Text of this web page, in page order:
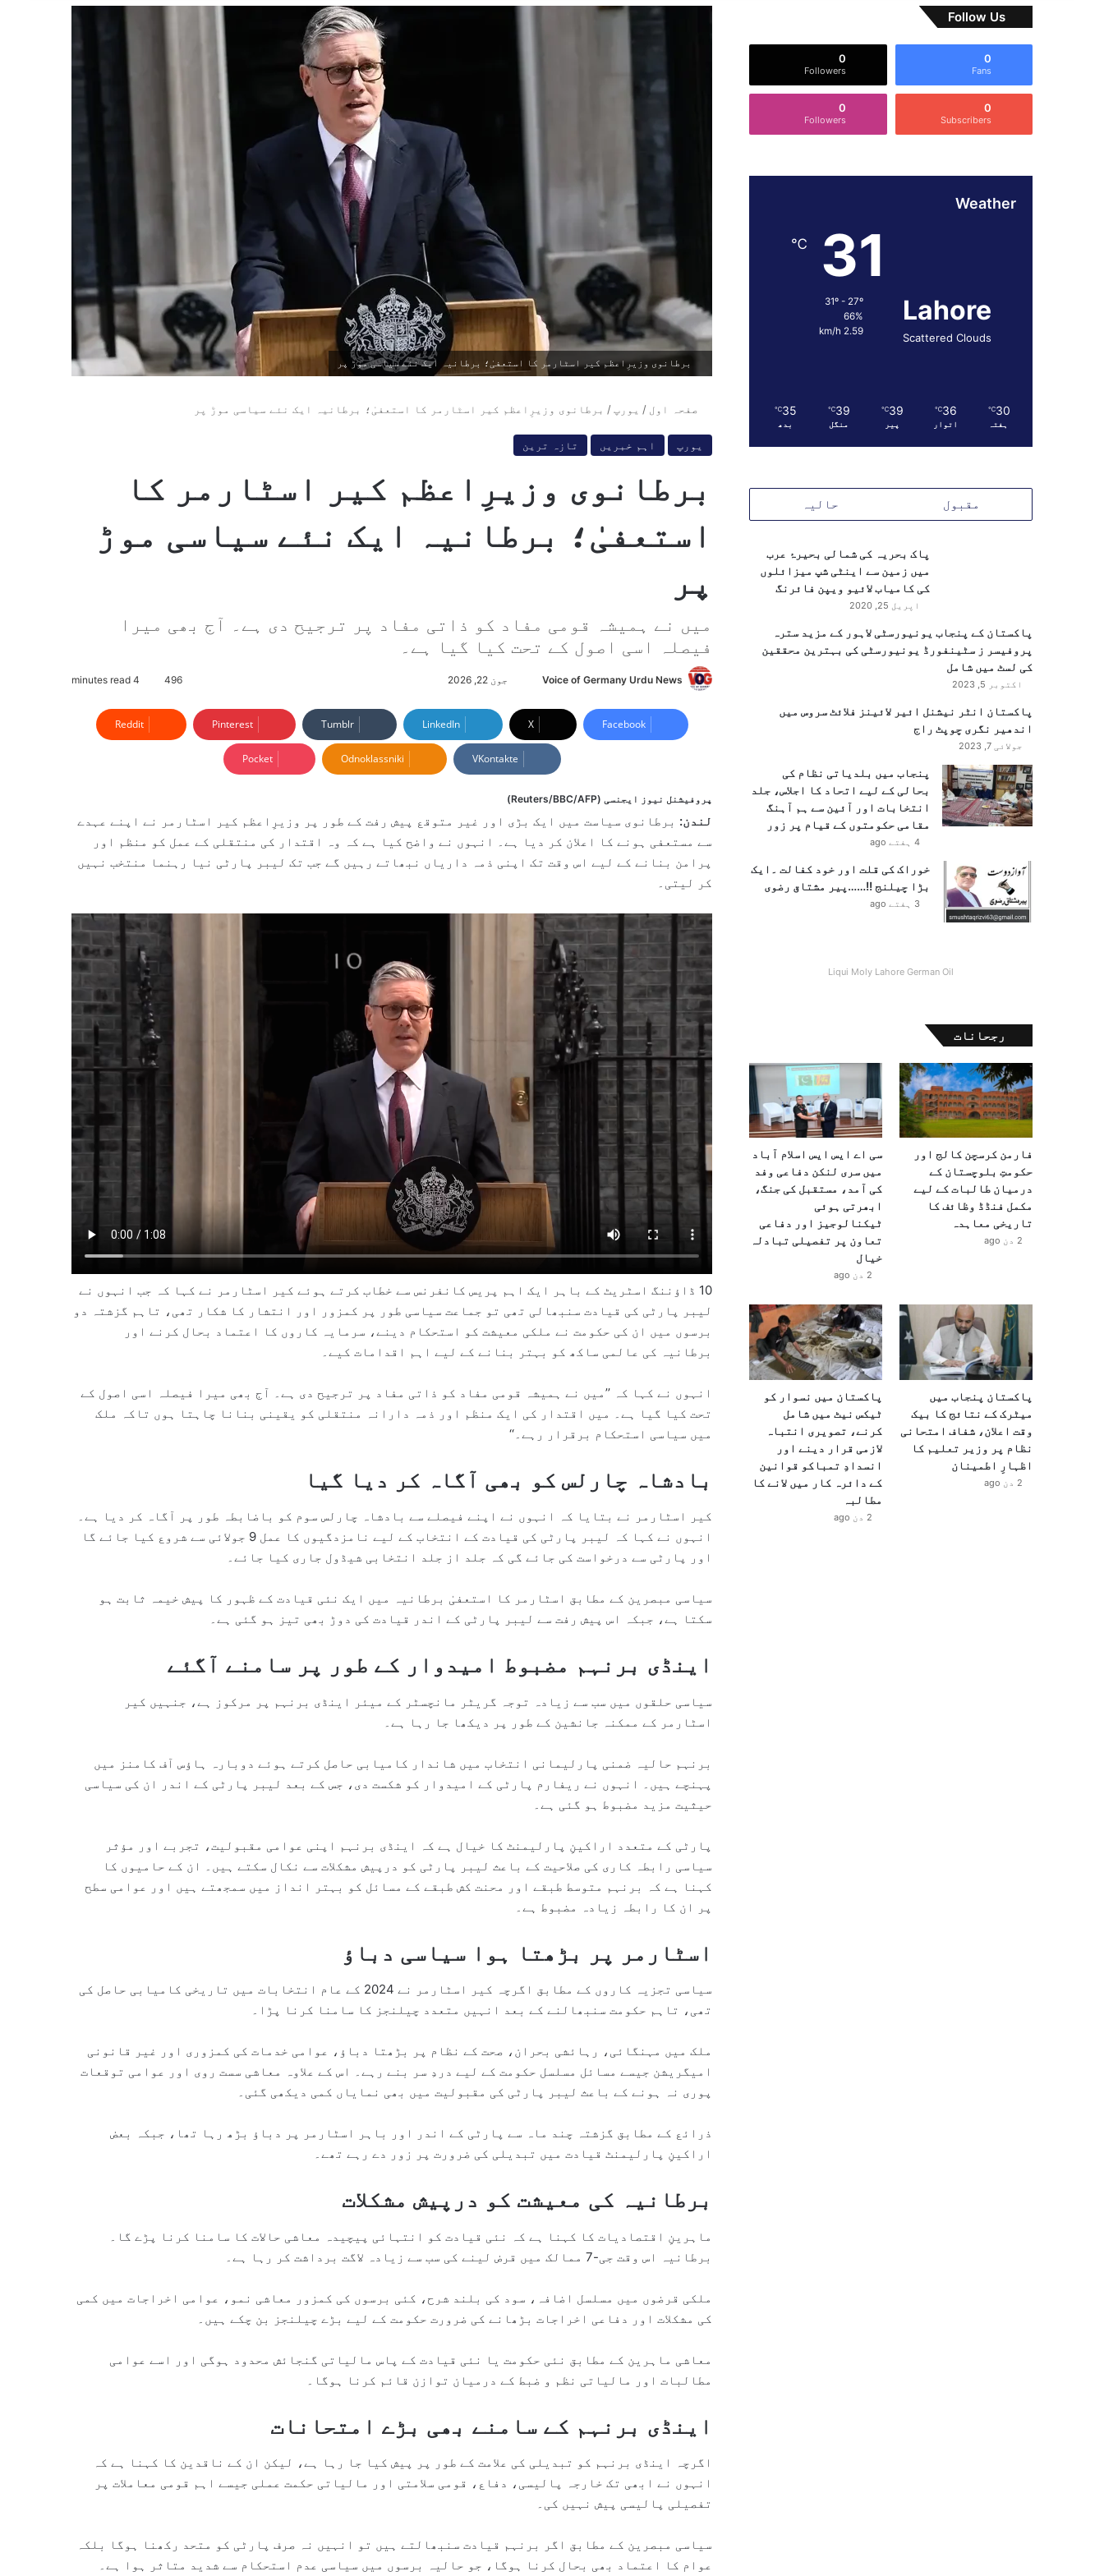
برطانوی وزیرِاعظم کیر اسٹارمر کا استعفیٰ؛ برطانیہ ایک نئے سیاسی موڑ پر
صفحہ اول / یورپ/ برطانوی وزیرِاعظم کیر اسٹارمر کا استعفیٰ؛ برطانیہ ایک نئے سیاسی موڑ پر
یورپ اہم خبریں تازہ ترین
برطانوی وزیرِاعظم کیر اسٹارمر کا
استعفیٰ؛ برطانیہ ایک نئے سیاسی موڑ
پر
میں نے ہمیشہ قومی مفاد کو ذاتی مفاد پر ترجیح دی ہے۔ آج بھی میرا
فیصلہ اسی اصول کے تحت کیا گیا ہے۔
Voice of Germany Urdu News
n
d
n
e
a
جون 22, 2026 496
Facebook
X
LinkedIn
Tumblr
Pinterest
Reddit
VKontakte
Odnoklassniki
Pocket
پروفیشنل نیوز ایجنسی (Reuters/BBC/AFP)
لندن: برطانوی سیاست میں ایک بڑی اور غیر متوقع پیش رفت کے طور پر وزیرِاعظم کیر اسٹارمر نے اپنے عہدے
سے مستعفی ہونے کا اعلان کر دیا ہے۔ انہوں نے واضح کیا ہے کہ وہ اقتدار کی منتقلی کے عمل کو منظم اور
پرامن بنانے کے لیے اس وقت تک اپنی ذمہ داریاں نبھاتے رہیں گے جب تک لیبر پارٹی نیا رہنما منتخب نہیں
کر لیتی۔
10 ڈاؤننگ اسٹریٹ کے باہر ایک اہم پریس کانفرنس سے خطاب کرتے ہوئے کیر اسٹارمر نے کہا کہ جب انہوں نے
لیبر پارٹی کی قیادت سنبھالی تھی تو جماعت سیاسی طور پر کمزور اور انتشار کا شکار تھی، تاہم گزشتہ دو
برسوں میں ان کی حکومت نے ملکی معیشت کو استحکام دینے، سرمایہ کاروں کا اعتماد بحال کرنے اور
برطانیہ کی عالمی ساکھ کو بہتر بنانے کے لیے اہم اقدامات کیے۔
انہوں نے کہا کہ ’’میں نے ہمیشہ قومی مفاد کو ذاتی مفاد پر ترجیح دی ہے۔ آج بھی میرا فیصلہ اسی اصول کے
تحت کیا گیا ہے۔ میں اقتدار کی ایک منظم اور ذمہ دارانہ منتقلی کو یقینی بنانا چاہتا ہوں تاکہ ملک
میں سیاسی استحکام برقرار رہے۔‘‘
بادشاہ چارلس کو بھی آگاہ کر دیا گیا
کیر اسٹارمر نے بتایا کہ انہوں نے اپنے فیصلے سے بادشاہ چارلس سوم کو باضابطہ طور پر آگاہ کر دیا ہے۔
انہوں نے کہا کہ لیبر پارٹی کی قیادت کے انتخاب کے لیے نامزدگیوں کا عمل 9 جولائی سے شروع کیا جائے گا
اور پارٹی سے درخواست کی جائے گی کہ جلد از جلد انتخابی شیڈول جاری کیا جائے۔
سیاسی مبصرین کے مطابق اسٹارمر کا استعفیٰ برطانیہ میں ایک نئی قیادت کے ظہور کا پیش خیمہ ثابت ہو
سکتا ہے، جبکہ اس پیش رفت سے لیبر پارٹی کے اندر قیادت کی دوڑ بھی تیز ہو گئی ہے۔
اینڈی برنہم مضبوط امیدوار کے طور پر سامنے آگئے
سیاسی حلقوں میں سب سے زیادہ توجہ گریٹر مانچسٹر کے میئر اینڈی برنہم پر مرکوز ہے، جنہیں کیر
اسٹارمر کے ممکنہ جانشین کے طور پر دیکھا جا رہا ہے۔
برنہم حالیہ ضمنی پارلیمانی انتخاب میں شاندار کامیابی حاصل کرتے ہوئے دوبارہ ہاؤس آف کامنز میں
پہنچے ہیں۔ انہوں نے ریفارم پارٹی کے امیدوار کو شکست دی، جس کے بعد لیبر پارٹی کے اندر ان کی سیاسی
حیثیت مزید مضبوط ہو گئی ہے۔
پارٹی کے متعدد اراکینِ پارلیمنٹ کا خیال ہے کہ اینڈی برنہم اپنی عوامی مقبولیت، تجربے اور مؤثر
سیاسی رابطہ کاری کی صلاحیت کے باعث لیبر پارٹی کو درپیش مشکلات سے نکال سکتے ہیں۔ ان کے حامیوں کا
کہنا ہے کہ برنہم متوسط طبقے اور محنت کش طبقے کے مسائل کو بہتر انداز میں سمجھتے ہیں اور عوامی سطح
پر ان کا رابطہ زیادہ مضبوط ہے۔
اسٹارمر پر بڑھتا ہوا سیاسی دباؤ
سیاسی تجزیہ کاروں کے مطابق اگرچہ کیر اسٹارمر نے 2024 کے عام انتخابات میں تاریخی کامیابی حاصل کی
تھی، تاہم حکومت سنبھالنے کے بعد انہیں متعدد چیلنجز کا سامنا کرنا پڑا۔
ملک میں مہنگائی، رہائشی بحران، صحت کے نظام پر بڑھتا دباؤ، عوامی خدمات کی کمزوری اور غیر قانونی
امیگریشن جیسے مسائل مسلسل حکومت کے لیے دردِ سر بنے رہے۔ اس کے علاوہ معاشی سست روی اور عوامی توقعات
پوری نہ ہونے کے باعث لیبر پارٹی کی مقبولیت میں بھی نمایاں کمی دیکھی گئی۔
ذرائع کے مطابق گزشتہ چند ماہ سے پارٹی کے اندر اور باہر اسٹارمر پر دباؤ بڑھ رہا تھا، جبکہ بعض
اراکینِ پارلیمنٹ قیادت میں تبدیلی کی ضرورت پر زور دے رہے تھے۔
برطانیہ کی معیشت کو درپیش مشکلات
ماہرینِ اقتصادیات کا کہنا ہے کہ نئی قیادت کو انتہائی پیچیدہ معاشی حالات کا سامنا کرنا پڑے گا۔
برطانیہ اس وقت جی-7 ممالک میں قرض لینے کی سب سے زیادہ لاگت برداشت کر رہا ہے۔
ملکی قرضوں میں مسلسل اضافہ، سود کی بلند شرح، کئی برسوں کی کمزور معاشی نمو، عوامی اخراجات میں کمی
کی مشکلات اور دفاعی اخراجات بڑھانے کی ضرورت حکومت کے لیے بڑے چیلنجز بن چکے ہیں۔
معاشی ماہرین کے مطابق نئی حکومت یا نئی قیادت کے پاس مالیاتی گنجائش محدود ہوگی اور اسے عوامی
مطالبات اور مالیاتی نظم و ضبط کے درمیان توازن قائم کرنا ہوگا۔
اینڈی برنہم کے سامنے بھی بڑے امتحانات
اگرچہ اینڈی برنہم کو تبدیلی کی علامت کے طور پر پیش کیا جا رہا ہے، لیکن ان کے ناقدین کا کہنا ہے کہ
انہوں نے ابھی تک خارجہ پالیسی، دفاع، قومی سلامتی اور مالیاتی حکمت عملی جیسے اہم قومی معاملات پر
تفصیلی پالیسی پیش نہیں کی۔
سیاسی مبصرین کے مطابق اگر برنہم قیادت سنبھالتے ہیں تو انہیں نہ صرف پارٹی کو متحد رکھنا ہوگا بلکہ
عوام کا اعتماد بھی بحال کرنا ہوگا، جو حالیہ برسوں میں سیاسی عدم استحکام سے شدید متاثر ہوا ہے۔
Follow Us
0
Fans
0
Followers
0
Subscribers
0
Followers
Weather
Lahore
Scattered Clouds
31
℃
31º - 27º
66%
2.59 km/h
30
℃
ہفتہ
36
℃
اتوار
39
℃
پیر
39
℃
منگل
35
℃
بدھ
مقبول حالیہ
پاک بحریہ کی شمالی بحیرۂ عرب
میں زمین سے اینٹی شپ میزائلوں
کی کامیاب لائیو ویپن فائرنگ
اپریل 25, 2020
پاکستان کے پنجاب یونیورسٹی لاہور کے مزید سترہ
پروفیسر ز سٹینفورڈ یونیورسٹی کی بہترین محققین
کی لسٹ میں شامل
اکتوبر 5, 2023
پاکستان انٹر نیشنل ائیر لائینز فلائٹ سروس میں
اندھیر نگری چوپٹ راج
جولائی 7, 2023
پنجاب میں بلدیاتی نظام کی
بحالی کے لیے اتحاد کا اجلاس، جلد
انتخابات اور آئین سے ہم آہنگ
مقامی حکومتوں کے قیام پر زور
4 ہفتے ago
خوراک کی قلت اور خود کفالت ۔ایک
بڑا چیلنج !!……پیر مشتاق رضوی
3 ہفتے ago
Liqui Moly Lahore German Oil
رجحانات
فارمن کرسچن کالج اور
حکومتِ بلوچستان کے
درمیان طالبات کے لیے
مکمل فنڈڈ وظائف کا
تاریخی معاہدہ
2 دن ago
سی اے ایس ایس اسلام آباد
میں سری لنکن دفاعی وفد
کی آمد، مستقبل کی جنگ،
ابھرتی ہوئی
ٹیکنالوجیز اور دفاعی
تعاون پر تفصیلی تبادلہ
خیال
2 دن ago
پاکستان پنجاب میں
میٹرک کے نتائج کا بیک
وقت اعلان، شفاف امتحانی
نظام پر وزیر تعلیم کا
اظہارِ اطمینان
2 دن ago
پاکستان میں نسوار کو
ٹیکس نیٹ میں شامل
کرنے، تصویری انتباہ
لازمی قرار دینے اور
انسدادِ تمباکو قوانین
کے دائرہ کار میں لانے کا
مطالبہ
2 دن ago